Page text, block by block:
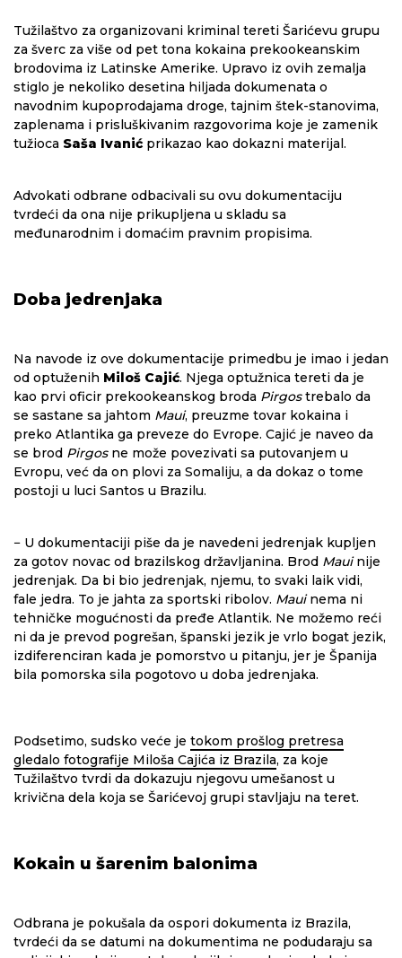
Tužilaštvo za organizovani kriminal tereti Šarićevu grupu
za šverc za više od pet tona kokaina prekookeanskim
brodovima iz Latinske Amerike. Upravo iz ovih zemalja
stiglo je nekoliko desetina hiljada dokumenata o
navodnim kupoprodajama droge, tajnim štek-stanovima,
zaplenama i prisluškivanim razgovorima koje je zamenik
tužioca Saša Ivanić prikazao kao dokazni materijal.
Advokati odbrane odbacivali su ovu dokumentaciju
tvrdeći da ona nije prikupljena u skladu sa
međunarodnim i domaćim pravnim propisima.
Doba jedrenjaka
Na navode iz ove dokumentacije primedbu je imao i jedan
od optuženih Miloš Cajić. Njega optužnica tereti da je
kao prvi oficir prekookeanskog broda Pirgostrebalo da
se sastane sa jahtom Maui, preuzme tovar kokaina i
preko Atlantika ga preveze do Evrope. Cajić je naveo da
se brod Pirgosne može povezivati sa putovanjem u
Evropu, već da on plovi za Somaliju, a da dokaz o tome
postoji u luci Santos u Brazilu.
− U dokumentaciji piše da je navedeni jedrenjak kupljen
za gotov novac od brazilskog državljanina. Brod Mauinije
jedrenjak. Da bi bio jedrenjak, njemu, to svaki laik vidi,
fale jedra. To je jahta za sportski ribolov. Mauinema ni
tehničke mogućnosti da pređe Atlantik. Ne možemo reći
ni da je prevod pogrešan, španski jezik je vrlo bogat jezik,
izdiferenciran kada je pomorstvo u pitanju, jer je Španija
bila pomorska sila pogotovo u doba jedrenjaka.
Podsetimo, sudsko veće je tokom prošlog pretresa
gledalo fotografije Miloša Cajića iz Brazila, za koje
Tužilaštvo tvrdi da dokazuju njegovu umešanost u
krivična dela koja se Šarićevoj grupi stavljaju na teret.
Kokain u šarenim balonima
Odbrana je pokušala da ospori dokumenta iz Brazila,
tvrdeći da se datumi na dokumentima ne podudaraju sa